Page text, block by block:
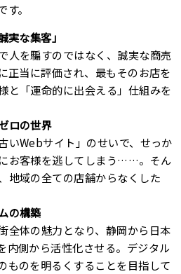
。
実な集客」
人を騙すのではなく、誠実な商売
正当に評価され、最もそのお店を
と「運命的に出会える」仕組みを
ロの世界
いWebサイト」のせいで、せっか
お客様を逃してしまう……。そん
地域の全ての店舗からなくした
の構築
全体の魅力となり、静岡から日本
内側から活性化させる。デジタル
ものを明るくすることを目指して